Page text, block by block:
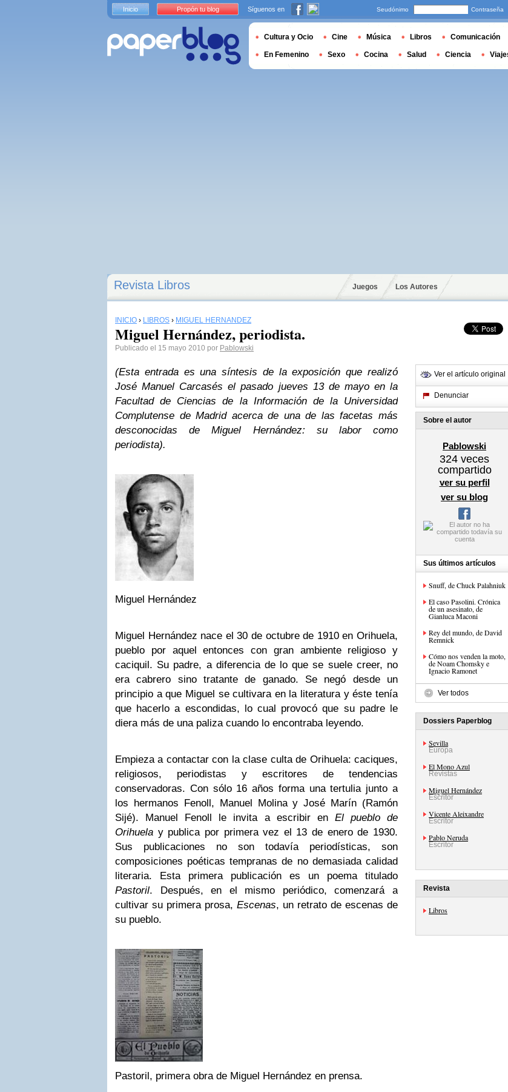
Revista Libros Juegos Los Autores
INICIO › LIBROS › MIGUEL HERNÁNDEZ
Miguel Hernández, periodista.
Publicado el 15 mayo 2010 por Pablowski
(Esta entrada es una síntesis de la exposición que realizó
José Manuel Carcasés el pasado jueves 13 de mayo en la
Facultad de Ciencias de la Información de la Universidad
Complutense de Madrid acerca de una de las facetas más
desconocidas de Miguel Hernández: su labor como
periodista).
Miguel Hernández
Miguel Hernández nace el 30 de octubre de 1910 en Orihuela,
pueblo por aquel entonces con gran ambiente religioso y
caciquil. Su padre, a diferencia de lo que se suele creer, no
era cabrero sino tratante de ganado. Se negó desde un
principio a que Miguel se cultivara en la literatura y éste tenía
que hacerlo a escondidas, lo cual provocó que su padre le
diera más de una paliza cuando lo encontraba leyendo.
Empieza a contactar con la clase culta de Orihuela: caciques,
religiosos, periodistas y escritores de tendencias
conservadoras. Con sólo 16 años forma una tertulia junto a
los hermanos Fenoll, Manuel Molina y José Marín (Ramón
Sijé). Manuel Fenoll le invita a escribir en El pueblo de
Orihuela y publica por primera vez el 13 de enero de 1930.
Sus publicaciones no son todavía periodísticas, son
composiciones poéticas tempranas de no demasiada calidad
literaria. Esta primera publicación es un poema titulado
Pastoril. Después, en el mismo periódico, comenzará a
cultivar su primera prosa, Escenas, un retrato de escenas de
su pueblo.
Pastoril, primera obra de Miguel Hernández en prensa.
Ver el artículo original
Denunciar
Sobre el autor
Pablowski
324 veces
compartido
ver su perfil
ver su blog
Sus últimos artículos
Snuff, de Chuck Palahniuk
El caso Pasolini. Crónica
de un asesinato, de
Gianluca Maconi
Rey del mundo, de David
Remnick
Cómo nos venden la moto,
de Noam Chomsky e
Ignacio Ramonet
Ver todos
Dossiers Paperblog
Sevilla
Europa
El Mono Azul
Revistas
Miguel Hernández
Escritor
Vicente Aleixandre
Escritor
Pablo Neruda
Escritor
Revista
Libros
Inicio Propón tu blog Síguenos en Seudónimo Contraseña
Cultura y Ocio Cine Música Libros Comunicación
En Femenino Sexo Cocina Salud Ciencia